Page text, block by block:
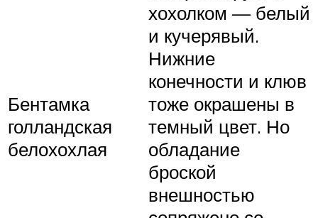
Бентамка
голландская
белохохлая
хохолком — белый
и кучерявый.
Нижние
конечности и клюв
тоже окрашены в
темный цвет. Но
обладание
броской
внешностью